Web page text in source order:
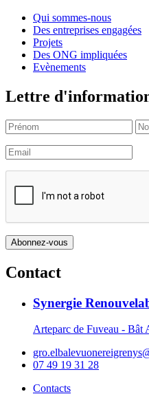
Qui sommes-nous
Des entreprises engagées
Projets
Des ONG impliquées
Evènements
Lettre
Contact
Synergie
Arteparc de Fuveau - Bât
07 49 19 31 28
Contacts